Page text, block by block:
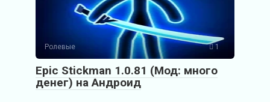
Ролевые 1
Epic Stickman 1.0.81 (Мод: много
денег) на Андроид